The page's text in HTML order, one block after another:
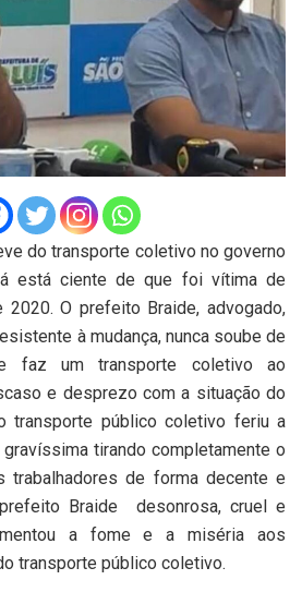
do transporte coletivo no governo
está ciente de que foi vítima de
2020. O prefeito Braide, advogado,
à mudança, nunca soube de
faz um transporte coletivo ao
e desprezo com a situação do
transporte público coletivo feriu a
tirando completamente o
de forma decente e
Braide desonrosa, cruel e
a fome e a miséria aos
transporte público coletivo.